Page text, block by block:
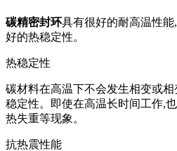
碳精密封环具有很好的耐高温性
好的热稳定性。
热稳定性
碳材料在高温下不会发生相变或
稳定性。即使在高温长时间工作,
热失重等现象。
抗热震性能